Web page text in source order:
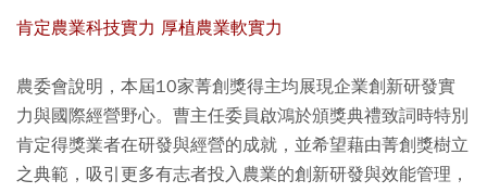
肯定農業科技實力 厚植農業軟實力
農委會說明，本屆10家菁創獎得主均展現企業創新研發實
力與國際經營野心。曹主任委員啟鴻於頒獎典禮致詞時特別
肯定得獎業者在研發與經營的成就，並希望藉由菁創獎樹立
之典範，吸引更多有志者投入農業的創新研發與效能管理，